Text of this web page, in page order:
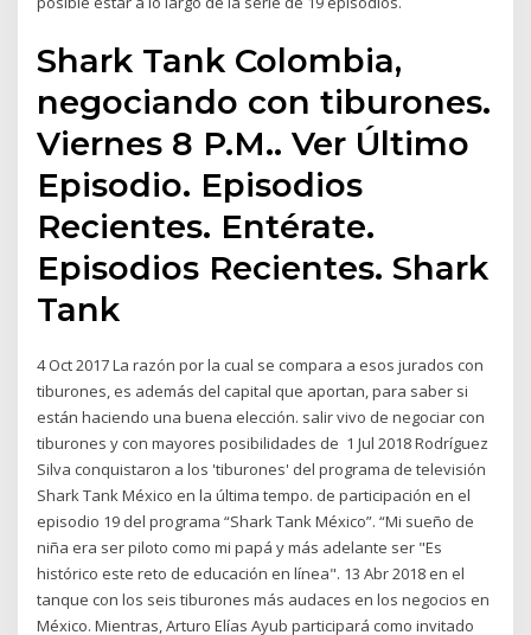
Shark Tank Colombia,
negociando con tiburones.
Viernes 8 P.M.. Ver Último
Episodio. Episodios
Recientes. Entérate.
Episodios Recientes. Shark
Tank
4 Oct 2017 La razón por la cual se compara a esos jurados con
tiburones, es además del capital que aportan, para saber si
están haciendo una buena elección. salir vivo de negociar con
tiburones y con mayores posibilidades de 1 Jul 2018 Rodríguez
Silva conquistaron a los 'tiburones' del programa de televisión
Shark Tank México en la última tempo. de participación en el
episodio 19 del programa “Shark Tank México”. “Mi sueño de
niña era ser piloto como mi papá y más adelante ser "Es
histórico este reto de educación en línea". 13 Abr 2018 en el
tanque con los seis tiburones más audaces en los negocios en
México. Mientras, Arturo Elías Ayub participará como invitado